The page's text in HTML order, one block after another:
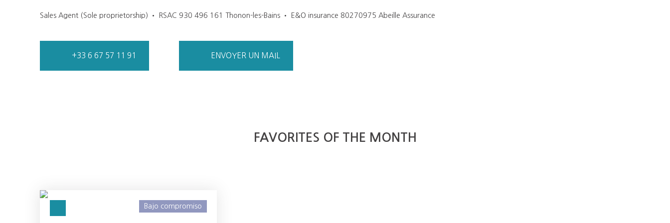
Sales Agent (Sole proprietorship) • RSAC 930 496 161 Thonon-les-Bains • E&O insurance 80270975 Abeille Assurance
+33 6 67 57 11 91 ENVOYER UN MAIL
FAVORITES OF THE MONTH
Bajo compromiso